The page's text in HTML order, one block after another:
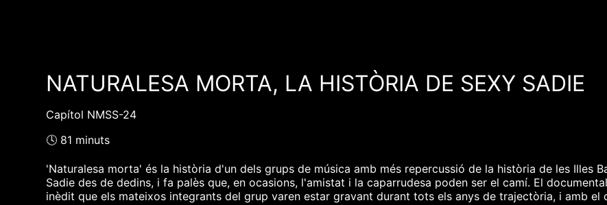
NATURALESA MORTA, LA HISTÒRIA DE SEXY SADIE
Capítol NMSS-24
🕓 81 minuts
'Naturalesa morta' és la història d'un dels grups de música amb més repercussió de la història de les Illes
Sadie des de dedins, i fa palès que, en ocasions, l'amistat i la caparrudesa poden ser el camí. El
inèdit que els mateixos integrants del grup varen estar gravant durant tots els anys de trajectòria, i amb